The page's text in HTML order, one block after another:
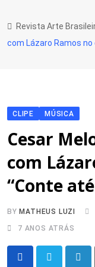
to
content
Revista Arte
com Lázaro Ramos no
CLIPE MÚSICA
Cesar
com
“Conte
BY MATHEUS LUZI
7 ANOS ATRÁS